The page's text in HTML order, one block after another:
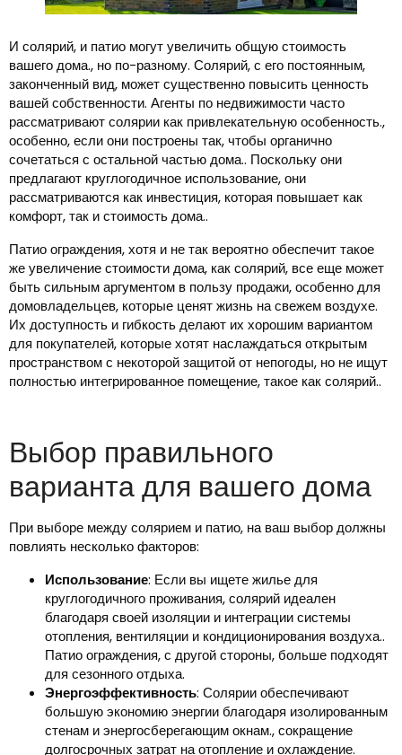
И солярий, и патио могут увеличить общую стоимость
вашего дома., но по-разному. Солярий, с его постоянным,
законченный вид, может существенно повысить ценность
вашей собственности. Агенты по недвижимости часто
рассматривают солярии как привлекательную особенность.,
особенно, если они построены так, чтобы органично
сочетаться с остальной частью дома.. Поскольку они
предлагают круглогодичное использование, они
рассматриваются как инвестиция, которая повышает как
комфорт, так и стоимость дома..
Патио ограждения, хотя и не так вероятно обеспечит такое
же увеличение стоимости дома, как солярий, все еще может
быть сильным аргументом в пользу продажи, особенно для
домовладельцев, которые ценят жизнь на свежем воздухе.
Их доступность и гибкость делают их хорошим вариантом
для покупателей, которые хотят наслаждаться открытым
пространством с некоторой защитой от непогоды, но не ищут
полностью интегрированное помещение, такое как солярий..
Выбор правильного
варианта для вашего дома
При выборе между солярием и патио, на ваш выбор должны
повлиять несколько факторов:
Использование: Если вы ищете жилье для
круглогодичного проживания, солярий идеален
благодаря своей изоляции и интеграции системы
отопления, вентиляции и кондиционирования воздуха..
Патио ограждения, с другой стороны, больше подходят
для сезонного отдыха.
Энергоэффективность: Солярии обеспечивают
большую экономию энергии благодаря изолированным
стенам и энергосберегающим окнам., сокращение
долгосрочных затрат на отопление и охлаждение.